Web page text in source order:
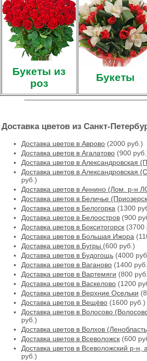
Букеты из
роз
Букеты
Доставка цветов из Санкт-
Доставка цветов в Аврово (2000 руб.)
Доставка цветов в Агалатово (900
Доставка цветов в Александровская
Доставка цветов в Александровская
руб.)
Доставка цветов в Аннино (Лом. р-н
Доставка цветов в Беличье
Доставка цветов в Белогорка (1300
Доставка цветов в Белоостров (900
Доставка цветов в Бокситогорск (3700
Доставка цветов в Большая Ижора
Доставка цветов в Бугры (600 руб.)
Доставка цветов в Будогощь (4000
Доставка цветов в Ваганово (1400
Доставка цветов в Вартемяги (800
Доставка цветов в Васкелово (1200
Доставка цветов в Верхние Осельки
Доставка цветов в Вещёво (1600 руб.)
Доставка цветов в Волосово
руб.)
Доставка цветов в Волхов
Доставка цветов в Всеволожск (600
Доставка цветов в Всеволожский р-н,
руб.)